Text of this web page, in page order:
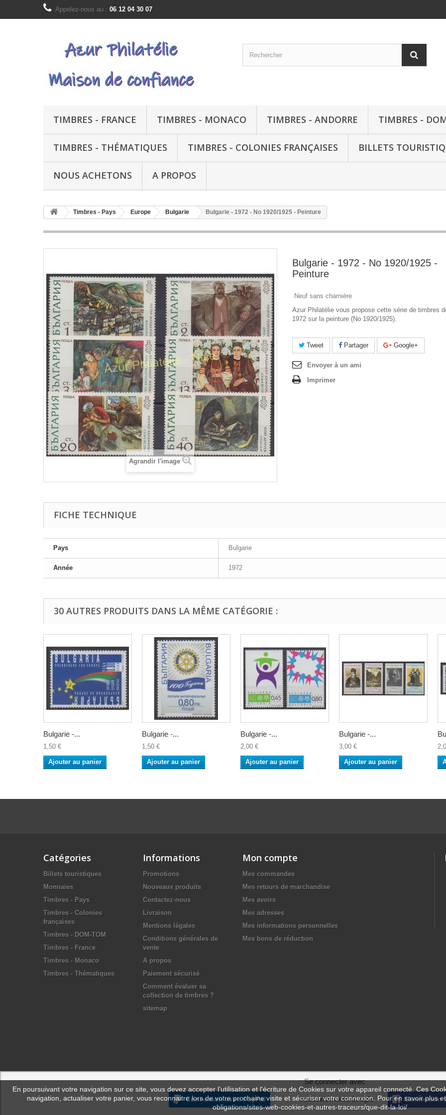
Appelez-nous au : 06 12 04 30 07
TIMBRES - FRANCE TIMBRES - MONACO TIMBRES - ANDORRE TIMBRES -
TIMBRES - THÉMATIQUES TIMBRES - COLONIES FRANÇAISES BILLETS
NOUS ACHETONS A PROPOS
Timbres - Pays Europe Bulgarie Bulgarie - 1972 - No 1920/1925 - Peinture
Agrandir l'image
Bulgarie - 1972 - No 1920/1925 -
Peinture
Neuf sans charnière
Azur Philatélie vous propose cette série de timbres
1972 sur la peinture (No 1920/1925).
Tweet Partager Google+
Envoyer à un ami
Imprimer
FICHE TECHNIQUE
Pays Bulgarie
Année 1972
30 AUTRES PRODUITS DANS LA MÊME CATÉGORIE :
Bulgarie -...
1,50 €
Ajouter au panier
Bulgarie -...
1,50 €
Ajouter au panier
Bulgarie -...
2,00 €
Ajouter au panier
Bulgarie -...
3,00 €
Ajouter au panier
Catégories
Billets touristiques
Monnaies
Timbres - Pays
Timbres - Colonies
françaises
Timbres - DOM-TOM
Timbres - France
Timbres - Monaco
Timbres - Thématiques
Informations
Promotions
Nouveaux produits
Contactez-nous
Livraison
Mentions légales
Conditions générales de
vente
A propos
Paiement sécurisé
Comment évaluer sa
collection de timbres ?
sitemap
Mon compte
Mes commandes
Mes retours de marchandise
Mes avoirs
Mes adresses
Mes informations personnelles
Mes bons de réduction
En poursuivant votre navigation sur ce site, vous devez accepter l’utilisation et l'écriture de Cookies sur votre appareil connecté. Ces
navigation, actualiser votre panier, vous reconnaitre lors de votre prochaine visite et sécuriser votre connexion. Pour en savoir plus
obligations/sites-web-cookies-et-autres-traceurs/que-dit-la-loi/
Se connecter avec
Connexion avec PayPal Connexion avec Google Connexion